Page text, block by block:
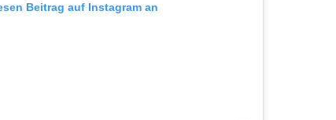
Beitrag auf Instagram an